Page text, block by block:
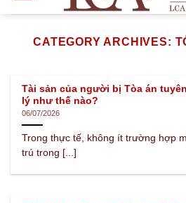
CATEGORY ARCHIVES:
Tài sản của người bị Tòa án
lý như thế nào?
06/07/2026
Trong thực tế, không ít trường hợp
trú trong [...]